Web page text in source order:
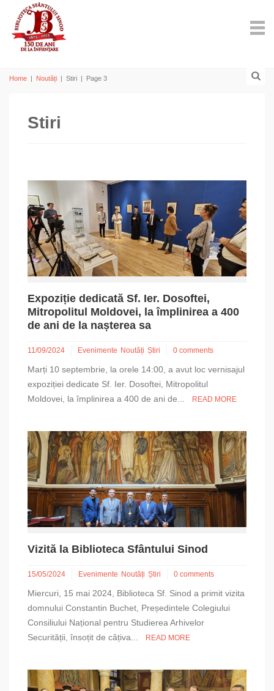
Home | Noutăți | Stiri | Page 3
Stiri
Expoziție dedicată Sf. Ier. Dosoftei,
Mitropolitul Moldovei, la împlinirea a 400
de ani de la nașterea sa
11/09/2024 Evenimente Noutăți Știri 0 comments
Marți 10 septembrie, la orele 14:00, a avut loc vernisajul
expoziției dedicate Sf. Ier. Dosoftei, Mitropolitul
Moldovei, la împlinirea a 400 de ani de...
READ MORE
Vizită la Biblioteca Sfântului Sinod
15/05/2024 Evenimente Noutăți Știri 0 comments
Miercuri, 15 mai 2024, Biblioteca Sf. Sinod a primit vizita
domnului Constantin Buchet, Președintele Colegiului
Consiliului Național pentru Studierea Arhivelor
Securității, însoțit de câțiva...
READ MORE